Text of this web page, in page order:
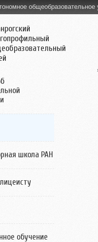
школа РАН
обучение